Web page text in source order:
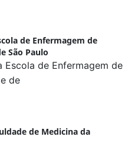
de Enfermagem de
São Paulo
de Enfermagem de
de
de Medicina da